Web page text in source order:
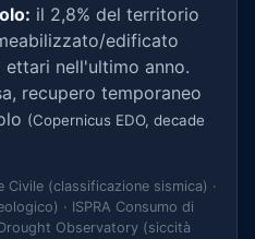
il 2,8% del territorio
edificato
ettari nell'ultimo anno.
recupero temporaneo
(Copernicus EDO, decade
(classificazione sismica) ·
· ISPRA Consumo di
Observatory (siccità